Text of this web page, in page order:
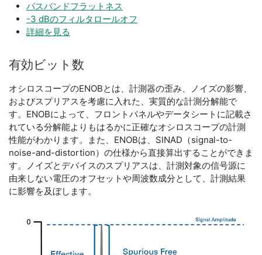
パスバンドフラットネス
-3 dBのフィルタロールオフ
詳細を見る
有効 ビット数
オシロスコープのENOBとは、計測器の歪み、ノイズの影響、
およびスプリアスを考慮に入れた、実質的な計測分解能で
す。ENOBによって、フロントパネルやデータシートに記載さ
れている分解能よりもはるかに正確なオシロスコープの計測
性能がわかります。また、ENOBは、SINAD（signal-to-
noise-and-distortion）の仕様から直接算出することができま
す。ノイズとデバイスのスプリアスは、計測対象の信号源に
由来しない電圧のオフセットや周波数成分として、計測結果
に影響を及ぼします。